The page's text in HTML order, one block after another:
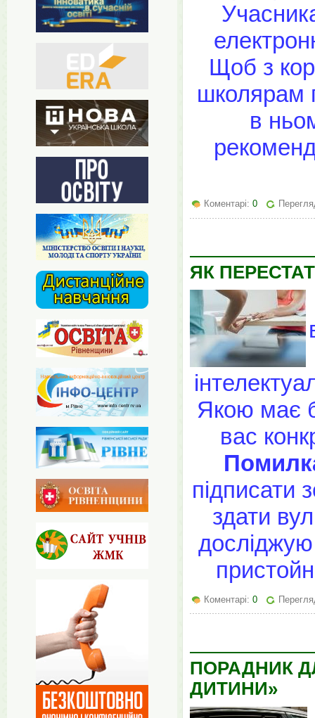
Щоб з
школярам
в
Коментарі: 0
ЯК
Якою має
вас
підписати
здати
досліджую
Коментарі: 0
ПОРАДНИК
ДИТИНИ»